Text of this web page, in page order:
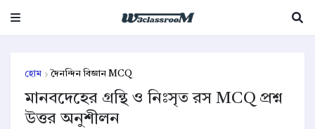
হোম দৈনন্দিন বিজ্ঞান MCQ
মানবদেহের গ্রন্থি ও নিঃসৃত রস MCQ প্রশ্ন
উত্তর অনুশীলন